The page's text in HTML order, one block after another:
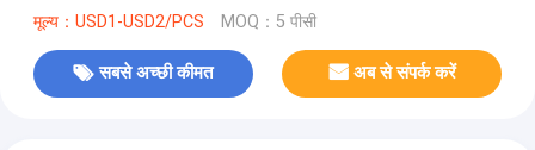
मूल्य：USD1-USD2/PCS MOQ：5 पीसी
सबसे अच्छी कीमत अब से संपर्क करें